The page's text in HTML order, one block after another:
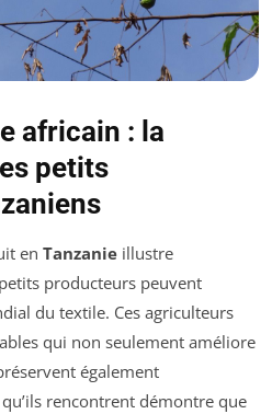
africain : la
petits
en Tanzanie illustre
producteurs peuvent
du textile. Ces agriculteurs
qui non seulement améliore
également
rencontrent démontre que